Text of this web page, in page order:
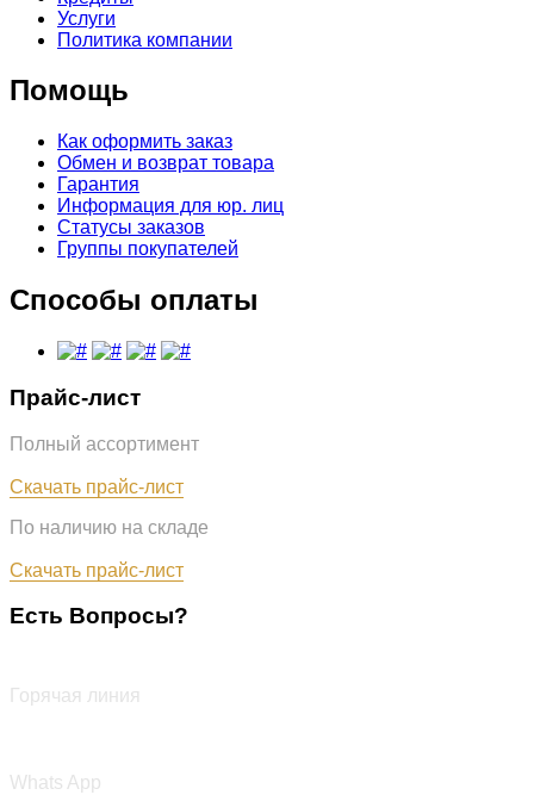
Услуги
Политика компании
Помощь
Как оформить заказ
Обмен и возврат товара
Гарантия
Информация для юр. лиц
Статусы заказов
Группы покупателей
Способы оплаты
Прайс-лист
Полный ассортимент
Скачать прайс-лист
По наличию на складе
Скачать прайс-лист
Есть Вопросы?
Горячая линия
Whats App